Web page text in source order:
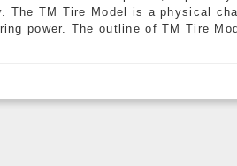
The TM Tire Model is a physical
power. The outline of TM Tire